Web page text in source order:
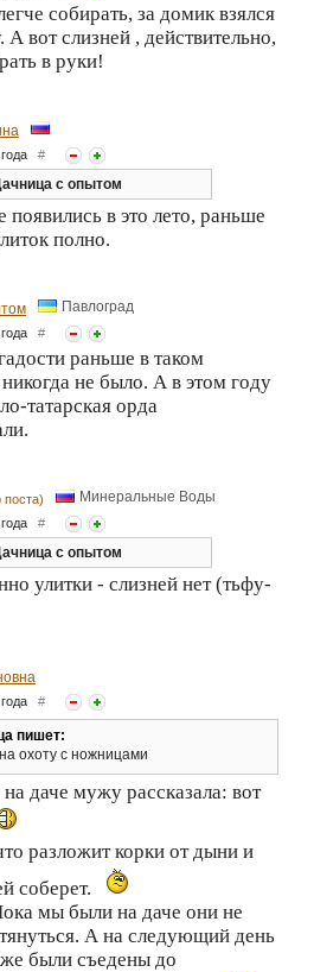
собирать, за домик взялся
А вот слизней , действительно,
в руки!
года #
с опытом
появились в это лето, раньше
полно.
Павлоград
года #
раньше в таком
никогда не было. А в этом году
татарская орда
поста) Минеральные Воды
года #
с опытом
улитки - слизней нет (тьфу-
года #
пишет:
охоту с ножницами
на даче мужу рассказала: вот
разложит корки от дыни и
соберет.
мы были на даче они не
А на следующий день
были съедены до